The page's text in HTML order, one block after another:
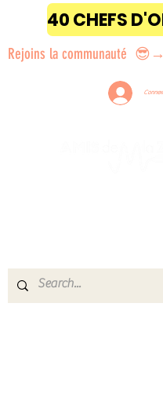
Rejoins la communauté 😎→